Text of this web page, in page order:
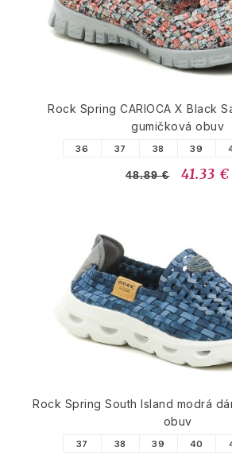
Rock Spring CARIOCA X Black
gumičková obuv
36 37 38 39
48.89 € 41.33 €
Rock Spring South Island modrá
obuv
37 38 39 40